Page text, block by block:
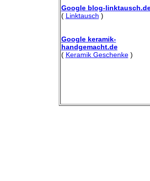
Google blog-
( Linktausch )
Google keramik-
handgemacht.de
( Keramik Geschenke)